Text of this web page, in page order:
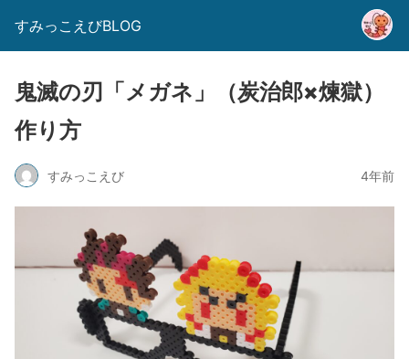
すみっこえびBLOG
鬼滅の刃「メガネ」（炭治郎×煉獄）
作り方
すみっこえび 4年前